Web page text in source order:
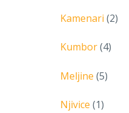
Kamenari (2)
Kumbor(4)
Meljine (5)
Njivice (1)